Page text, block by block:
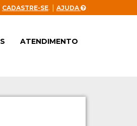
CADASTRE-SE. | AJUDA
ATENDIMENTO